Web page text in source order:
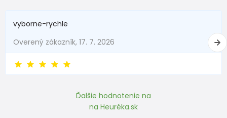
6 - 9 mesiace 68 -74 8 - 9,5
9 - 12 mesiace 74-80 9,5 - 11
Približná tabuľka veľkosti batoľaťa
vyborne-rychle
Overený zákazník, 17. 7. 2026
Ďalšie hodnotenie na
na Heuréka.sk